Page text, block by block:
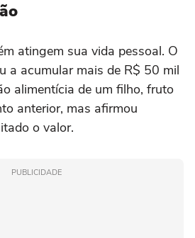
atingem sua vida pessoal. O
a acumular mais de R$ 50 mil
alimentícia de um filho, fruto
anterior, mas afirmou
o valor.
PUBLICIDADE